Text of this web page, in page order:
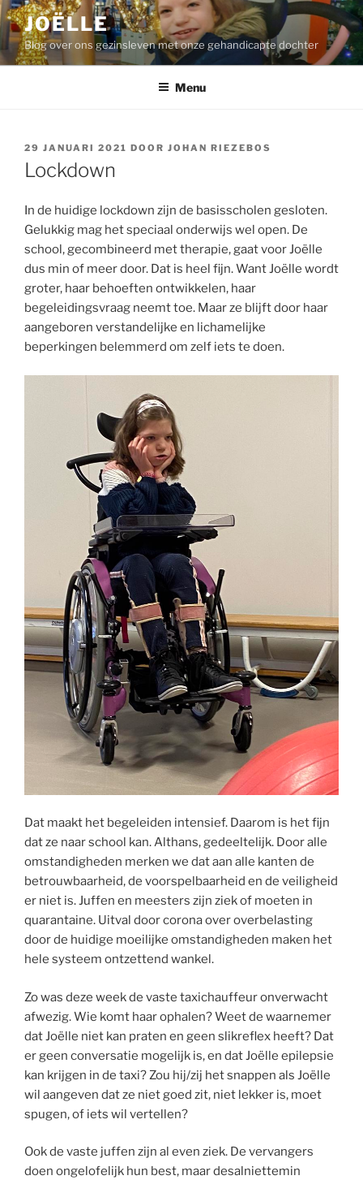
Ga
naar
de
inhoud
JOËLLE
Blog over ons gezinsleven met onze gehandicapte dochter
Menu
GEPLAATST
OP
29 JANUARI 2021 DOOR JOHAN RIEZEBOS
Lockdown
In de huidige lockdown zijn de basisscholen gesloten.
Gelukkig mag het speciaal onderwijs wel open. De
school, gecombineerd met therapie, gaat voor Joëlle
dus min of meer door. Dat is heel fijn. Want Joëlle wordt
groter, haar behoeften ontwikkelen, haar
begeleidingsvraag neemt toe. Maar ze blijft door haar
aangeboren verstandelijke en lichamelijke
beperkingen belemmerd om zelf iets te doen.
Dat maakt het begeleiden intensief. Daarom is het fijn
dat ze naar school kan. Althans, gedeeltelijk. Door alle
omstandigheden merken we dat aan alle kanten de
betrouwbaarheid, de voorspelbaarheid en de veiligheid
er niet is. Juffen en meesters zijn ziek of moeten in
quarantaine. Uitval door corona over overbelasting
door de huidige moeilijke omstandigheden maken het
hele systeem ontzettend wankel.
Zo was deze week de vaste taxichauffeur onverwacht
afwezig. Wie komt haar ophalen? Weet de waarnemer
dat Joëlle niet kan praten en geen slikreflex heeft? Dat
er geen conversatie mogelijk is, en dat Joëlle epilepsie
kan krijgen in de taxi? Zou hij/zij het snappen als Joëlle
wil aangeven dat ze niet goed zit, niet lekker is, moet
spugen, of iets wil vertellen?
Ook de vaste juffen zijn al even ziek. De vervangers
doen ongelofelijk hun best, maar desalniettemin